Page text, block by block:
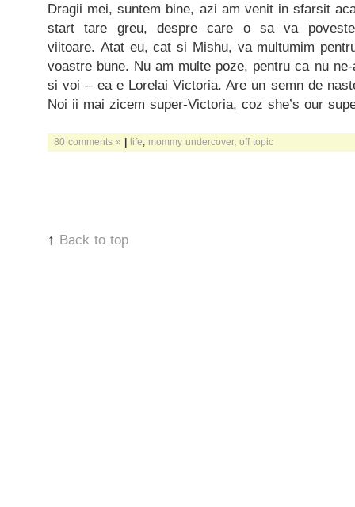
Dragii mei, suntem bine, azi am venit in sfarsit
start tare greu, despre care o sa va
viitoare. Atat eu, cat si Mishu, va multumim
voastre bune. Nu am multe poze, pentru ca nu
si voi – ea e Lorelai Victoria. Are un semn de
Noi ii mai zicem super-Victoria, coz she’s our
80 comments » | life mommy undercover, off topic
↑ Back to top